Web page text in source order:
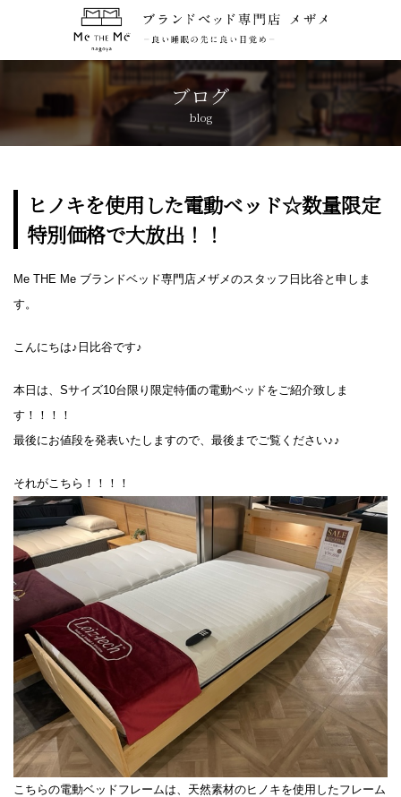
ブログ
blog
ヒノキを使用した電動ベッド☆数量限定
特別価格で大放出！！
Me THE Me ブランドベッド専門店メザメのスタッフ日比谷と申しま
す。
こんにちは♪日比谷です♪
本日は、Sサイズ10台限り限定特価の電動ベッドをご紹介致しま
す！！！！
最後にお値段を発表いたしますので、最後までご覧ください♪♪
それがこちら！！！！
こちらの電動ベッドフレームは、天然素材のヒノキを使用したフレーム
トップページ TOP
CONCEPT
アクセス
ブログ
おしらせ NEWS